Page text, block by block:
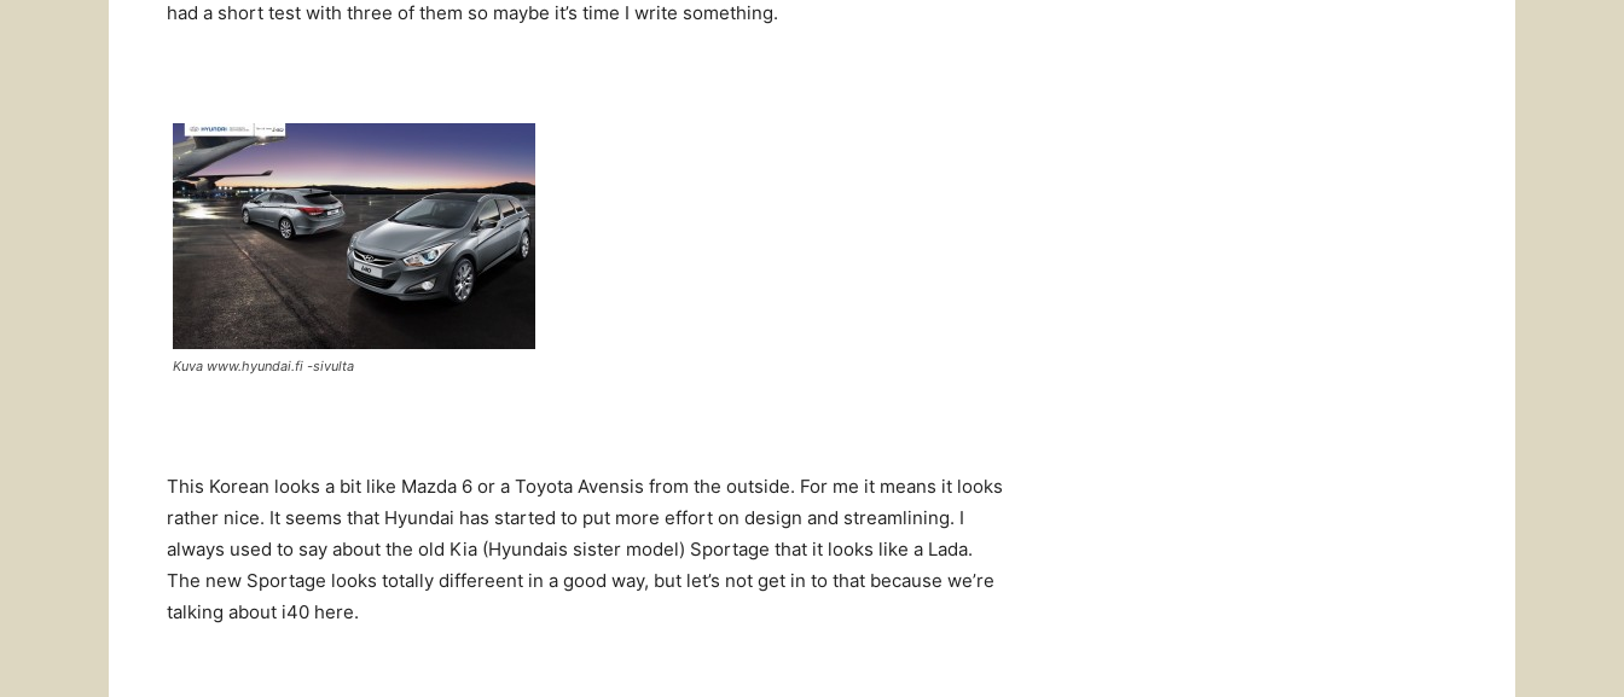
had a short test with three of them so maybe it’s time I write something.
Kuva www.hyundai.fi -sivulta
This Korean looks a bit like Mazda 6 or a Toyota Avensis from the outside. For me it means it looks
rather nice. It seems that Hyundai has started to put more effort on design and streamlining. I
always used to say about the old Kia (Hyundais sister model) Sportage that it looks like a Lada.
The new Sportage looks totally differeent in a good way, but let’s not get in to that because we’re
talking about i40 here.